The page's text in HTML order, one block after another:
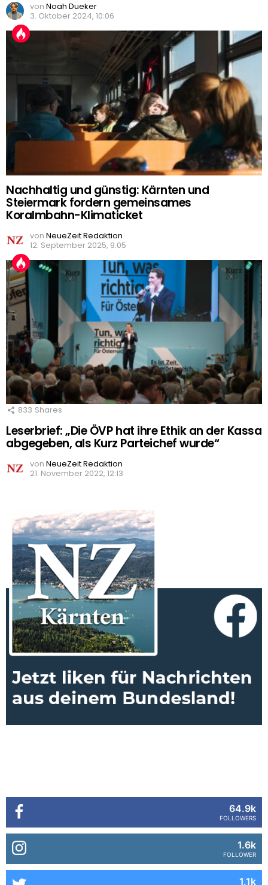
von Noah Dueker
3. Oktober 2024, 10:06
Nachhaltig und günstig: Kärnten und
Steiermark fordern gemeinsames
Koralmbahn-Klimaticket
von NeueZeit Redaktion
12. September 2025, 9:05
833 Shares
Leserbrief: „Die ÖVP hat ihre Ethik an der Kassa
abgegeben, als Kurz Parteichef wurde“
von NeueZeit Redaktion
21. November 2022, 12:13
64.9k
FOLLOWERS
1.6k
FOLLOWER
1.1k